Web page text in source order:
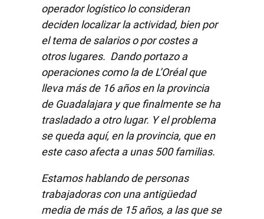
operador logístico lo consideran
deciden localizar la actividad, bien por
el tema de salarios o por costes a
otros lugares. Dando portazo a
operaciones como la de L’Oréal que
lleva más de 16 años en la provincia
de Guadalajara y que finalmente se ha
trasladado a otro lugar. Y el problema
se queda aquí, en la provincia, que en
este caso afecta a unas 500 familias.
Estamos hablando de personas
trabajadoras con una antigüedad
media de más de 15 años, a las que se